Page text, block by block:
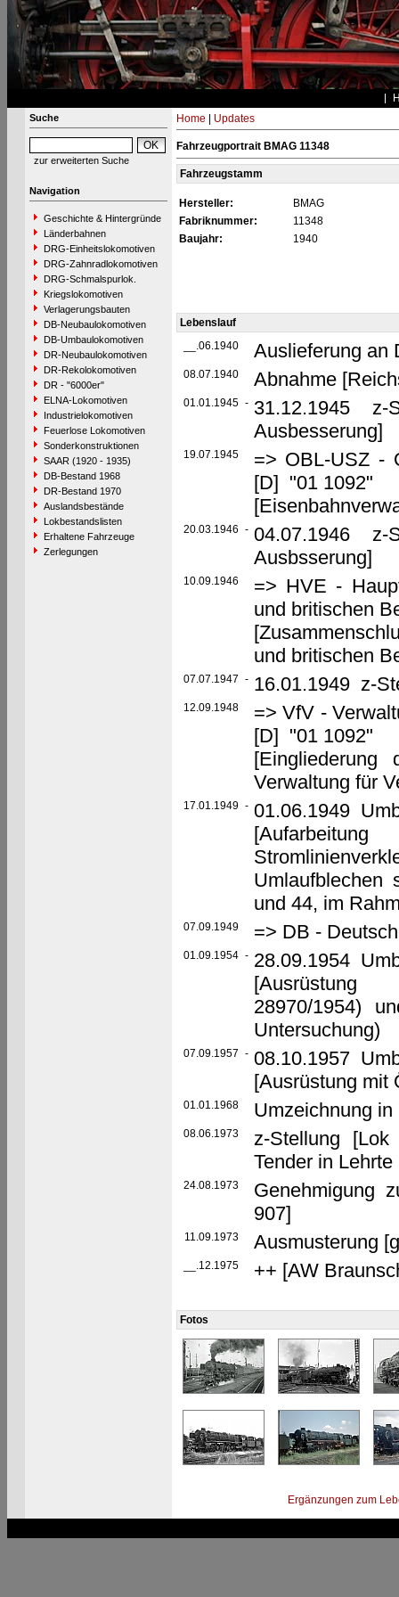
Suche
zur erweiterten Suche
Navigation
Geschichte & Hintergründe
Länderbahnen
DRG-Einheitslokomotiven
DRG-Zahnradlokomotiven
DRG-Schmalspurlok.
Kriegslokomotiven
Verlagerungsbauten
DB-Neubaulokomotiven
DB-Umbaulokomotiven
DR-Neubaulokomotiven
DR-Rekolokomotiven
DR - "6000er"
ELNA-Lokomotiven
Industrielokomotiven
Feuerlose Lokomotiven
Sonderkonstruktionen
SAAR (1920 - 1935)
DB-Bestand 1968
DR-Bestand 1970
Auslandsbestände
Lokbestandslisten
Erhaltene Fahrzeuge
Zerlegungen
Home Updates
Fahrzeugportrait BMAG 11348
Fahrzeugstamm
Hersteller:
BMAG
Fabriknummer:
11348
Baujahr:
1940
Lebenslauf
__.06.1940
Auslieferung an
08.07.1940 Abnahme
01.01.1945 - 31.12.1945 z-
Ausbesserung]
19.07.1945
=> OBL-USZ -
[D] "01 1092"
20.03.1946 - 04.07.1946 z-
Ausbsserung]
10.09.1946
=> HVE -
und britischen
und britischen
07.07.1947 - 16.01.1949 z-
12.09.1948
=> VfV -
[D] "01 1092"
Verwaltung für
17.01.1949 - 01.06.1949
Umlaufblechen
und 44, im
07.09.1949 => DB -
01.09.1954 - 28.09.1954
[Ausrüstung
28970/1954)
Untersuchung)
07.09.1957 - 08.10.1957
[Ausrüstung mit
01.01.1968 Umzeichnung
08.06.1973
z-Stellung
Tender in Lehrte
24.08.1973
Genehmigung
907]
11.09.1973 Ausmusterung
__.12.1975 ++ [AW
Fotos
Ergänzungen zum